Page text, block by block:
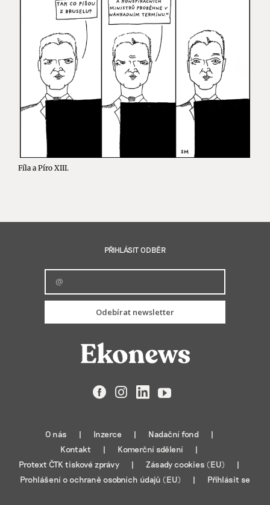
Fíla a Píro XIII.
PŘIHLÁSIT ODBĚR
Odebírat newsletter
FacebookInstagramLinkedIn
YouTube
O nás Inzerce
Nadační fond
Kontakt
Komerční sdělení
Protext ČTK tiskové zprávy
Zásady cookies (EU)
Prohlášení o ochraně osobních údajů (EU)
Přihlásit se